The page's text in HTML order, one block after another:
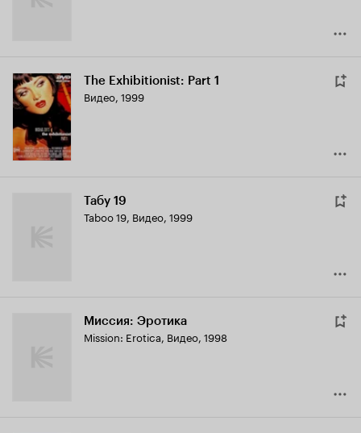
The Exhibitionist: Part 1
Видео, 1999
Табу 19
Taboo 19, Видео, 1999
Миссия: Эротика
Mission: Erotica, Видео, 1998